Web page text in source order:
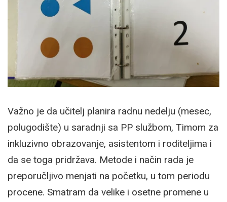
Važno je da učitelj planira radnu nedelju (mesec,
polugodište) u saradnji sa PP službom, Timom za
inkluzivno obrazovanje, asistentom i roditeljima i
da se toga pridržava. Metode i način rada je
preporučljivo menjati na početku, u tom periodu
procene. Smatram da velike i osetne promene u